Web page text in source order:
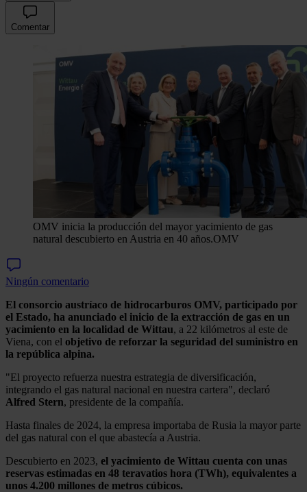
Comentar
OMV inicia la producción del mayor yacimiento de gas
natural descubierto en Austria en 40 años.OMV
Ningún comentario
El consorcio austríaco de hidrocarburos OMV, participado por
el Estado, ha anunciado el inicio de la extracción de gas en un
yacimiento en la localidad de Wittau, a 22 kilómetros al este de
Viena, con el objetivo de reforzar la seguridad del suministro en
la república alpina.
"El proyecto refuerza nuestra estrategia de diversificación,
integrando el gas natural nacional en nuestra cartera", declaró
Alfred Stern, presidente de la compañía.
Hasta finales de 2024, la empresa importaba de Rusia la mayor parte
del gas natural con el que abastecía a Austria.
Descubierto en 2023, el yacimiento de Wittau cuenta con unas
reservas estimadas en 48 teravatios hora (TWh), equivalentes a
unos 4.200 millones de metros cúbicos.